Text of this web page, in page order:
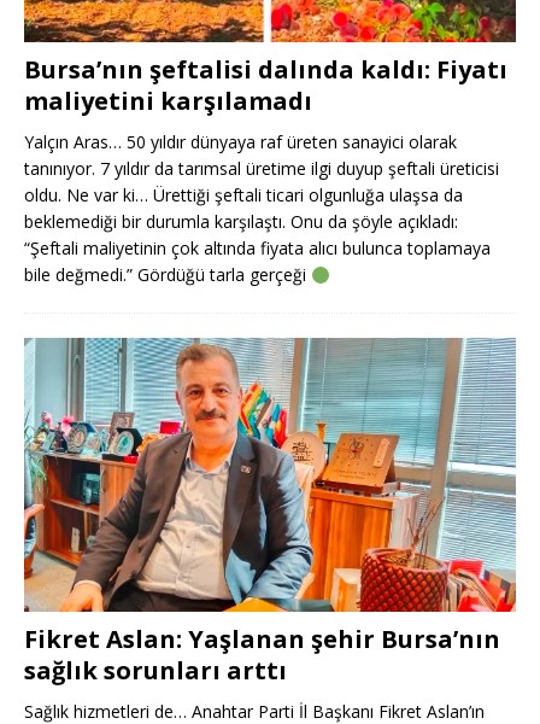
Bursa’nın şeftalisi dalında kaldı: Fiyatı
maliyetini karşılamadı
Yalçın Aras… 50 yıldır dünyaya raf üreten sanayici olarak
tanınıyor. 7 yıldır da tarımsal üretime ilgi duyup şeftali üreticisi
oldu. Ne var ki… Ürettiği şeftali ticari olgunluğa ulaşsa da
beklemediği bir durumla karşılaştı. Onu da şöyle açıkladı:
“Şeftali maliyetinin çok altında fiyata alıcı bulunca toplamaya
bile değmedi.” Gördüğü tarla gerçeği
Fikret Aslan: Yaşlanan şehir Bursa’nın
sağlık sorunları arttı
Sağlık hizmetleri de… Anahtar Parti İl Başkanı Fikret Aslan’ın